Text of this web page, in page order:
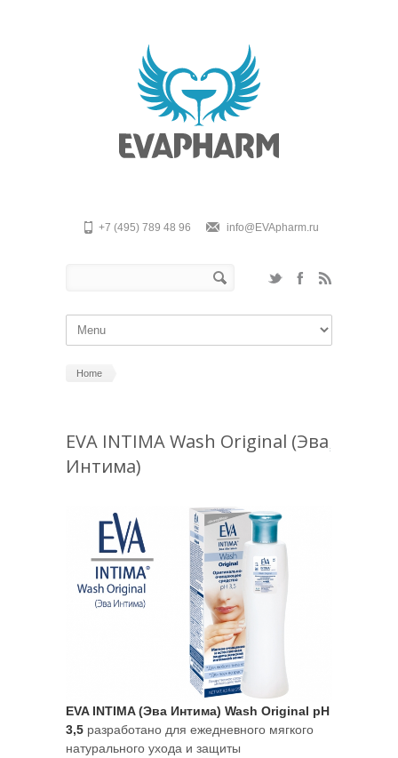
+7 (495) 789 48 96 info@EVApharm.ru
Home
EVA INTIMA Wash Original (Эва
Интима)
EVA INTIMA (Эва Интима) Wash Original pH
3,5 разработано для ежедневного мягкого
натурального ухода и защиты